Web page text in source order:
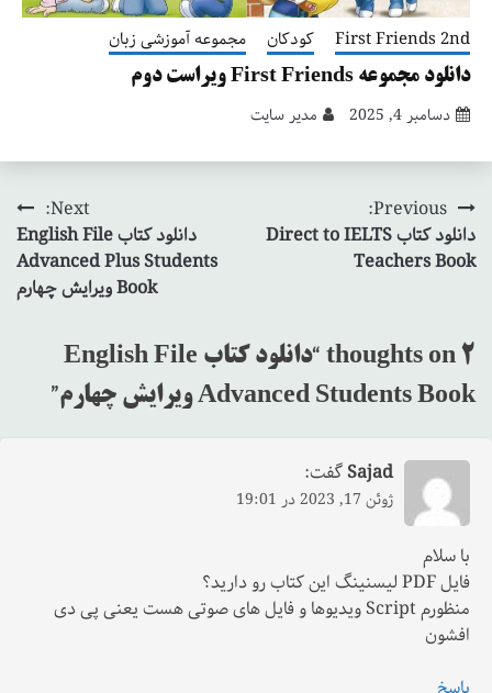
First Friends 2nd کودکان مجموعه آموزشی زبان
دانلود مجموعه First Friends ویراست دوم
دسامبر 4, 2025 مدیر سایت
راهبری
نوشته
Previous:
دانلود کتاب Direct to IELTS
Teachers Book
Next:
دانلود کتاب English File
Advanced Plus Students
Book ویرایش چهارم
2 thoughts on “
دانلود کتاب English File
Advanced Students Book ویرایش چهارم
”
Sajadگفت:
ژوئن 17, 2023 در 19:01
با سلام
فایل PDF لیسنینگ این کتاب رو دارید؟
منظورم Script ویدیوها و فایل های صوتی هست یعنی پی دی
افشون